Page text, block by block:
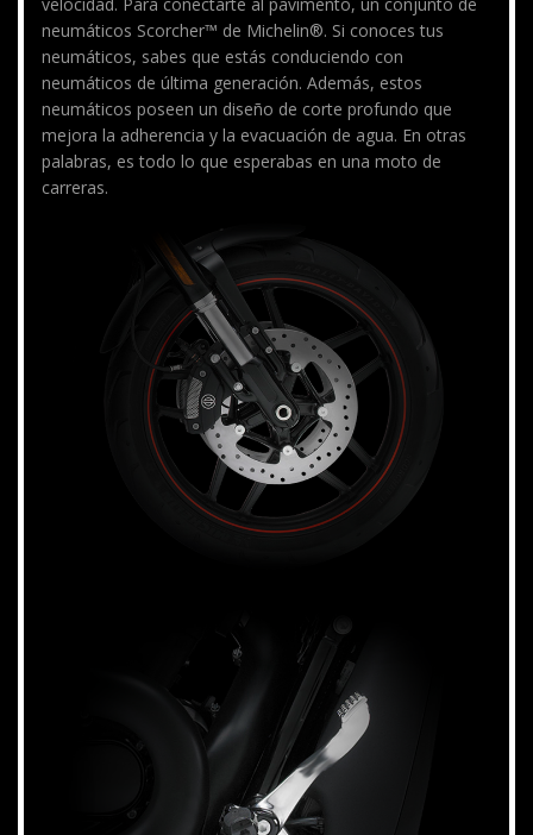
neumáticos Scorcher™ de Michelin®. Si conoces tus
neumáticos, sabes que estás conduciendo con
neumáticos de última generación. Además, estos
neumáticos poseen un diseño de corte profundo que
mejora la adherencia y la evacuación de agua. En otras
palabras, es todo lo que esperabas en una moto de
carreras.